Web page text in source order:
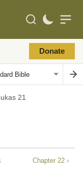
Donate
21
Chapter 22 ›